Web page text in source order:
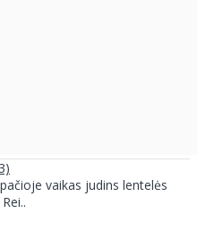
vaikas judins lentelės